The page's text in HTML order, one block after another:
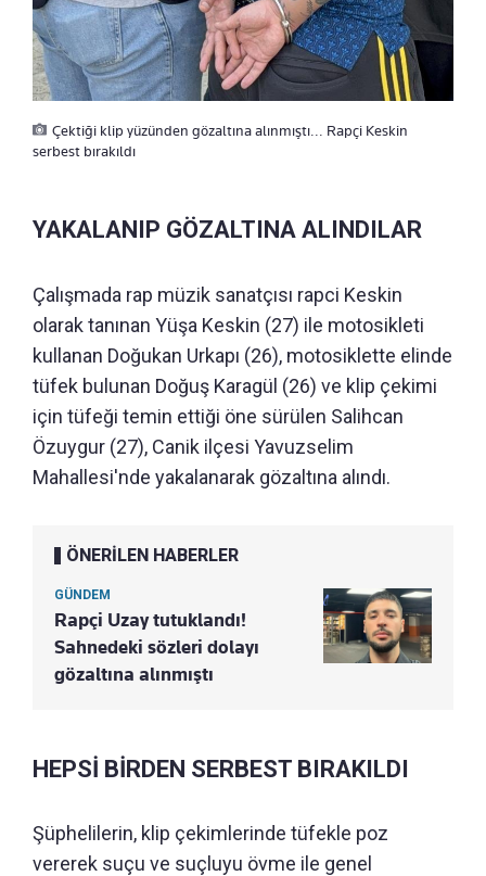
Çektiği klip yüzünden gözaltına alınmıştı... Rapçi Keskin
serbest bırakıldı
YAKALANIP GÖZALTINA ALINDILAR
Çalışmada rap müzik sanatçısı rapci Keskin
olarak tanınan Yüşa Keskin (27) ile motosikleti
kullanan Doğukan Urkapı (26), motosiklette elinde
tüfek bulunan Doğuş Karagül (26) ve klip çekimi
için tüfeği temin ettiği öne sürülen Salihcan
Özuygur (27), Canik ilçesi Yavuzselim
Mahallesi'nde yakalanarak gözaltına alındı.
ÖNERİLEN HABERLER
GÜNDEM
Rapçi Uzay tutuklandı!
Sahnedeki sözleri dolayı
gözaltına alınmıştı
HEPSİ BİRDEN SERBEST BIRAKILDI
Şüphelilerin, klip çekimlerinde tüfekle poz
vererek suçu ve suçluyu övme ile genel